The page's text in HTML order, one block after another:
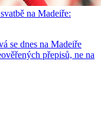
na Madeiře:
se dnes na Madeiře
přepisů, ne na